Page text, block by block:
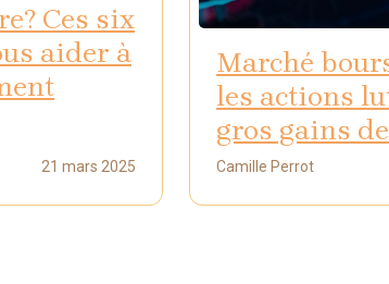
Ces six
aider à
21 mars 2025
Marché
les actions
gros gains
Camille Perrot